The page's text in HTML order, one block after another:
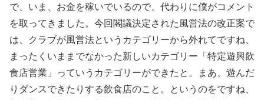
で、いま、お金を稼いでいるので、代わりに僕がコメント
を取ってきました。今回閣議決定された風営法の改正案で
は、クラブが風営法というカテゴリーから外れてですね、
まったくいままでなかった新しいカテゴリー「特定遊興飲
食店営業」っていうカテゴリーができたと。まあ、遊んだ
りダンスできたりする飲食店のこと。というのをですね、